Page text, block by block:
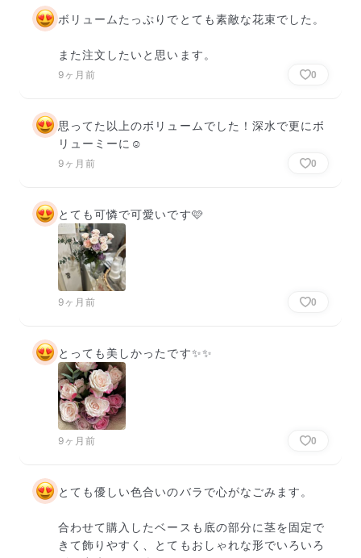
ボリュームたっぷりでとても素敵な花束でした。
また注文したいと思います。
9ヶ月前 0
思ってた以上のボリュームでした！深水で更にボ
リューミーに☺️
9ヶ月前 0
とても可憐で可愛いです🩷
9ヶ月前 0
とっても美しかったです✨✨
9ヶ月前 0
とても優しい色合いのバラで心がなごみます。
合わせて購入したベースも底の部分に茎を固定で
きて飾りやすく、とてもおしゃれな形でいろいろ